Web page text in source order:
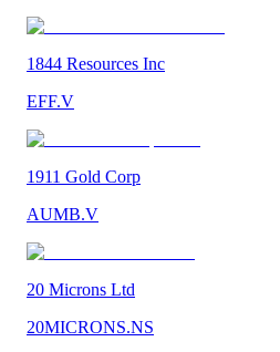
1844 Resources Inc
EFF.V
1911 Gold Corp
AUMB.V
20 Microns Ltd
20MICRONS.NS